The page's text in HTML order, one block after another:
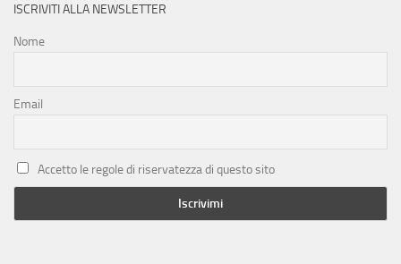
ISCRIVITI ALLA NEWSLETTER
Nome
Email
Accetto le regole di riservatezza di questo sito